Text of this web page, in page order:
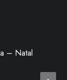
– Natal